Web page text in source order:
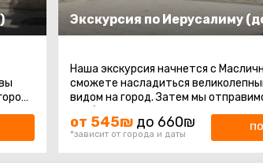
Экскурсия по Иерусалиму
Наша экскурсия начнется с
сможете насладиться
видом на город. Затем мы
от 545₪ до 660₪
*зависит от города и даты